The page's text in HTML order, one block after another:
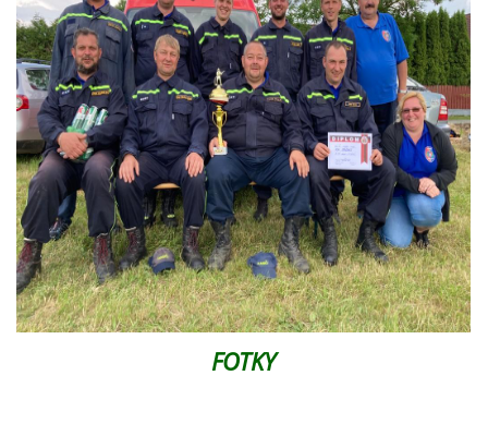
© 2026 eStránky.cz |Tisk|Aktualizováno: 5. 8. 2026|Nahoru ↑
FOTKY